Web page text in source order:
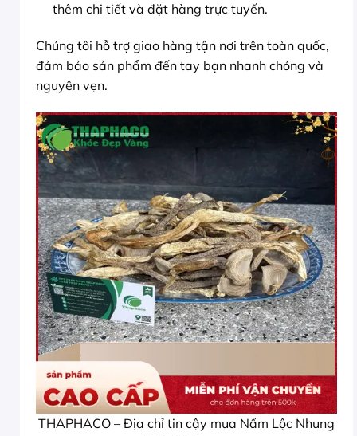
thêm chi tiết và đặt hàng trực tuyến.
Chúng tôi hỗ trợ giao hàng tận nơi trên toàn quốc,
đảm bảo sản phẩm đến tay bạn nhanh chóng và
nguyên vẹn.
THAPHACO – Địa chỉ tin cậy mua Nấm Lộc Nhung